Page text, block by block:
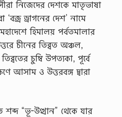
নিজেদের দেশকে মাতৃভাষা
ড্রাগনের দেশ’ নামে
হিমালয় পর্বতমালার
চীনের তিব্বত অঞ্চল,
চুম্বি উপত্যকা, পূর্বে
আসাম ও উত্তরবঙ্গ দ্বারা
শব্দ “ভূ-উত্থান” থেকে যার